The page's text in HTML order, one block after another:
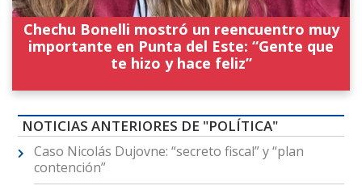
Chechu Bonelli mostró un reencuentro muy
importante en Punta del Este: “Gente que
te hizo y hace feliz”
NOTICIAS ANTERIORES DE "POLÍTICA"
Caso Nicolás Dujovne: “secreto fiscal” y “plan
contención”